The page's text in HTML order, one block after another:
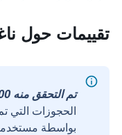
تقييمات حول
تم التحقق منه 100%
الحجوزات التي